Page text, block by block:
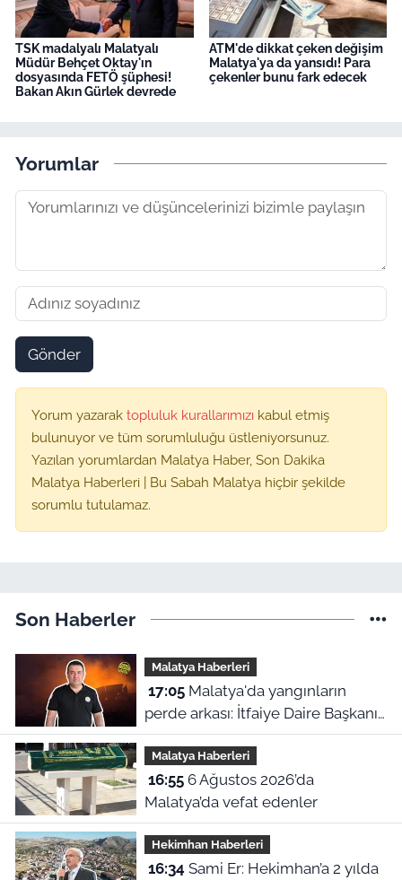
TSK madalyalı Malatyalı
Müdür Behçet Oktay'ın
dosyasında FETÖ şüphesi!
Bakan Akın Gürlek devrede
ATM'de dikkat çeken değişim
Malatya'ya da yansıdı! Para
çekenler bunu fark edecek
Yorumlar
Gönder
Yorum yazarak topluluk kurallarımızı kabul etmiş
bulunuyor ve tüm sorumluluğu üstleniyorsunuz.
Yazılan yorumlardan Malatya Haber, Son Dakika
Malatya Haberleri | Bu Sabah Malatya hiçbir şekilde
sorumlu tutulamaz.
Son Haberler
Malatya Haberleri
17:05Malatya'da yangınların
perde arkası: İtfaiye Daire Başkanı
en büyük hatayı açıkladı
Malatya Haberleri
16:556 Ağustos 2026’da
Malatya’da vefat edenler
Hekimhan Haberleri
16:34